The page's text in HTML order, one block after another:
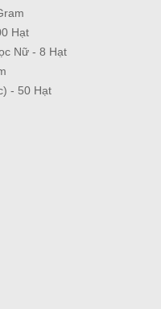
Hạt
Nữ - 8 Hạt
- 50 Hạt